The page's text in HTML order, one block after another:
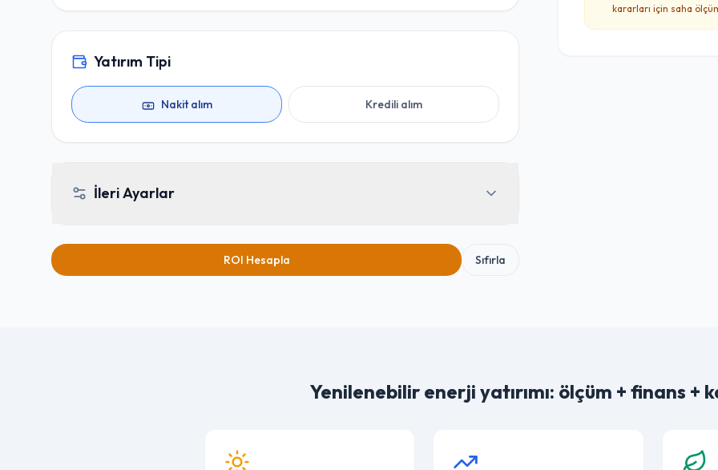
Yatırım Tipi
Nakit alım Kredili alım
İleri Ayarlar
ROI Hesapla Sıfırla
kararları için saha
Yenilenebilir enerji yatırımı: ölçüm + finans +